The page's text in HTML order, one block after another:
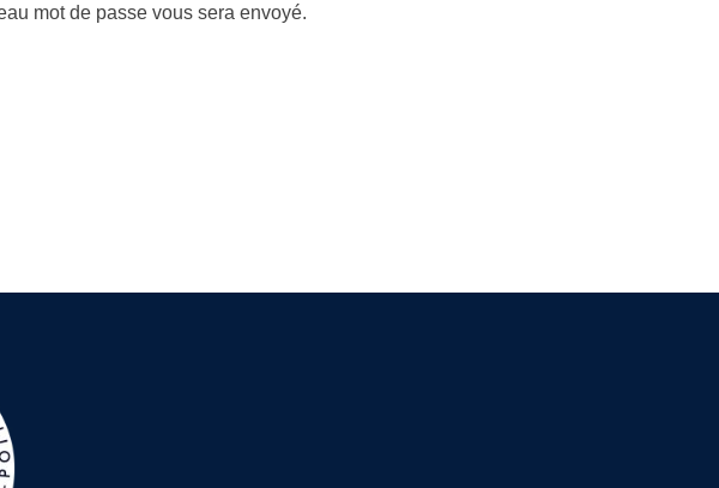
mot de passe vous sera envoyé.